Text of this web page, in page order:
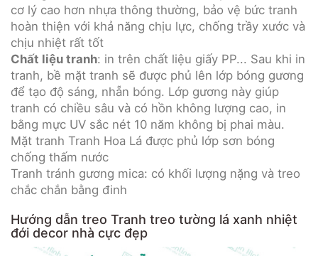
cơ lý cao hơn nhựa thông thường, bảo vệ bức tranh
hoàn thiện với khả năng chịu lực, chống trầy xước và
chịu nhiệt rất tốt
Chất liệu tranh: in trên chất liệu giấy PP... Sau khi in
tranh, bề mặt tranh sẽ được phủ lên lớp bóng gương
để tạo độ sáng, nhẵn bóng. Lớp gương này giúp
tranh có chiều sâu và có hồn không lượng cao, in
bằng mực UV sắc nét 10 năm không bị phai màu.
Mặt tranh Tranh Hoa Lá được phủ lớp sơn bóng
chống thấm nước
Tranh tránh gương mica: có khối lượng nặng và treo
chắc chắn bằng đinh
Hướng dẫn treo Tranh treo tường lá xanh nhiệt
đới decor nhà cực đẹp